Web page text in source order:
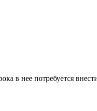
в нее потребуется